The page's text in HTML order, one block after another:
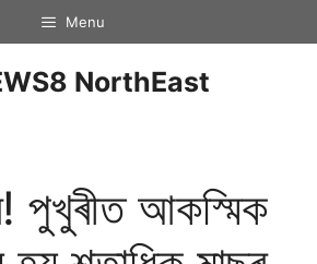
Menu
NorthEast
পুখুৰীত আকস্মিক